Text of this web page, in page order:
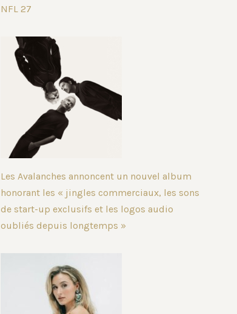
NFL 27
Les Avalanches annoncent un nouvel album
honorant les « jingles commerciaux, les sons
de start-up exclusifs et les logos audio
oubliés depuis longtemps »